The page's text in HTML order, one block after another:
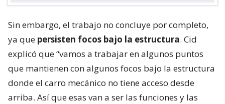
Sin embargo, el trabajo no concluye por completo,
ya que persisten focos bajo la estructura. Cid
explicó que “vamos a trabajar en algunos puntos
que mantienen con algunos focos bajo la estructura
donde el carro mecánico no tiene acceso desde
arriba. Así que esas van a ser las funciones y las